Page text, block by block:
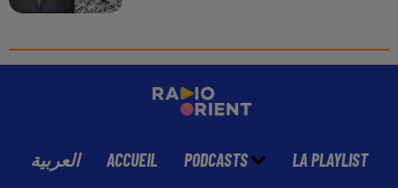
العربية ACCUEIL PODCASTS LA PLAYLIST